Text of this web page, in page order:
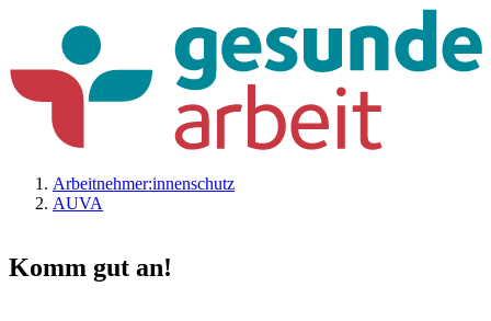
Arbeitnehmer:innenschutz
AUVA
Komm gut an!